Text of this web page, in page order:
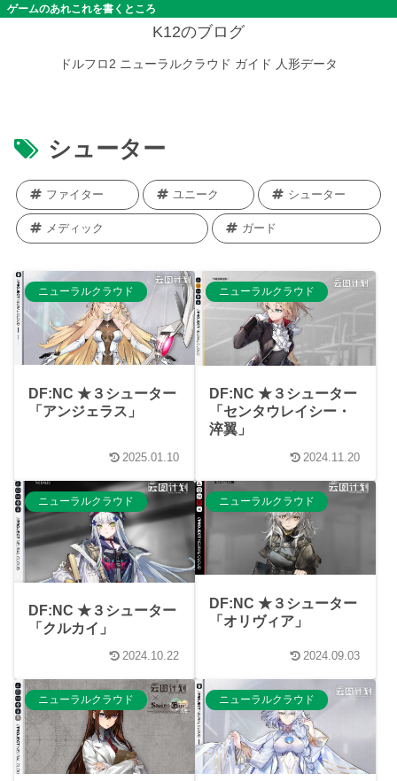
ゲームのあれこれを書くところ
K12のブログ
ドルフロ2 ニューラルクラウド ガイド 人形データ
シューター
ファイター ユニーク シューター
メディック ガード
ニューラルクラウド
DF:NC ★３シューター
「アンジェラス」
2025.01.10
ニューラルクラウド
DF:NC ★３シューター
「センタウレイシー・
淬翼」
2024.11.20
ニューラルクラウド
DF:NC ★３シューター
「クルカイ」
2024.10.22
ニューラルクラウド
DF:NC ★３シューター
「オリヴィア」
2024.09.03
ニューラルクラウド ニューラルクラウド